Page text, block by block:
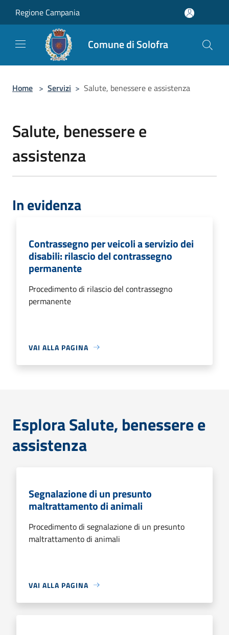
Regione Campania
Comune di Solofra
Home > Servizi > Salute, benessere e assistenza
Salute, benessere e
assistenza
In evidenza
Contrassegno per veicoli a servizio dei
disabili: rilascio del contrassegno
permanente
Procedimento di rilascio del contrassegno
permanente
VAI ALLA PAGINA
Esplora Salute, benessere e
assistenza
Segnalazione di un presunto
maltrattamento di animali
Procedimento di segnalazione di un presunto
maltrattamento di animali
VAI ALLA PAGINA